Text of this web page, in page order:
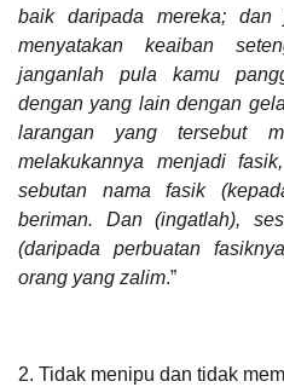
baik daripada mereka; dan
menyatakan keaiban
janganlah pula kamu
dengan yang lain dengan
larangan yang tersebut
melakukannya menjadi
sebutan nama fasik
beriman. Dan (ingatlah),
(daripada perbuatan
orang yang zalim.”
2. Tidak menipu dan tidak